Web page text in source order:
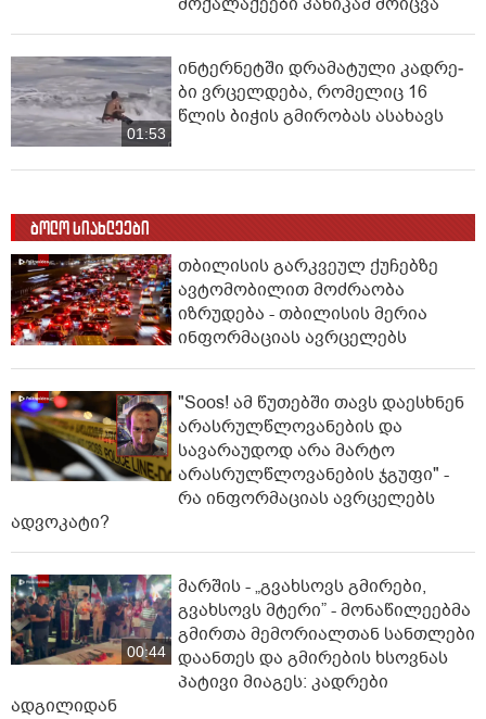
01:53
ინ­ტერ­ნეტ­ში დრა­მა­ტუ­ლი კად­რე­
ბი ვრცელდება, რომელიც 16
წლის ბიჭის გმირობას ასახავს
ბოლო სიახლეები
თბილისის გარკვეულ ქუჩებზე
ავტომობილით მოძრაობა
იზრუდება - თბილისის მერია
ინფორმაციას ავრცელებს
"Soos! ამ წუთებში თავს დაესხნენ
არასრულწლოვანების და
სავარაუდოდ არა მარტო
არასრულწლოვანების ჯგუფი" -
რა ინფორმაციას ავრცელებს
ადვოკატი?
00:44
მარშის - „გვახსოვს გმირები,
გვახსოვს მტერი” - მონაწილეებმა
გმირთა მემორიალთან სანთლები
დაანთეს და გმირების ხსოვნას
პატივი მიაგეს: კადრები
ადგილიდან